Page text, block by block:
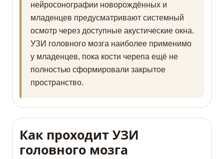
нейросонографии новорождённых и
младенцев предусматривают системный
осмотр через доступные акустические окна.
УЗИ головного мозга наиболее применимо
у младенцев, пока кости черепа ещё не
полностью сформировали закрытое
пространство.
Как проходит УЗИ
головного мозга